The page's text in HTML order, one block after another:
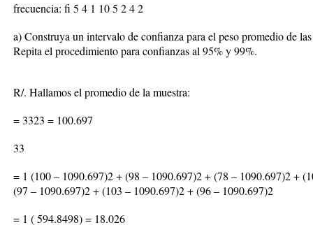
frecuencia: fi 5 4 1 10 5 2 4 2
a) Construya un intervalo de confianza para el peso promedio de
Repita el procedimiento para confianzas al 95% y 99%.
R/. Hallamos el promedio de la muestra:
= 3323 = 100.697
33
= 1 (100 – 1090.697)2 + (98 – 1090.697)2 + (78 – 1090.697)2 +
(97 – 1090.697)2 + (103 – 1090.697)2 + (96 – 1090.697)2
= 1 ( 594.8498) = 18.026